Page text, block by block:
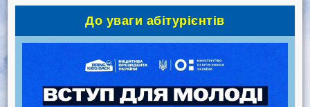
До уваги абітурієнтів